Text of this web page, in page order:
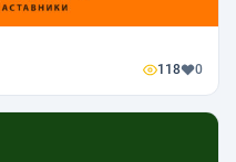
118 0